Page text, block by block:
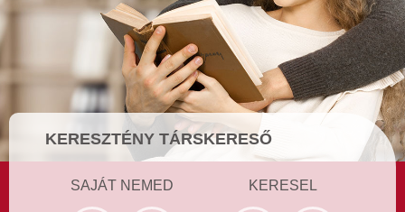
KERESZTÉNY TÁRSKERESŐ
SAJÁT NEMED KERESEL